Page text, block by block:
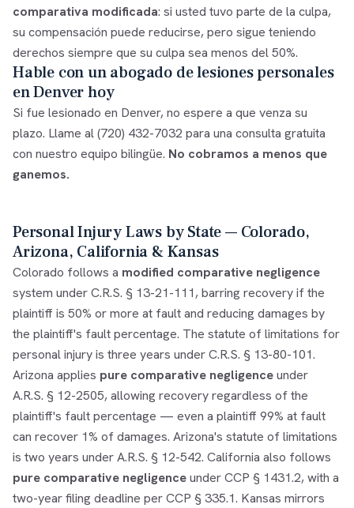
comparativa modificada: si usted tuvo parte de la culpa,
su compensación puede reducirse, pero sigue teniendo
derechos siempre que su culpa sea menos del 50%.
Hable con un abogado de lesiones personales
en Denver hoy
Si fue lesionado en Denver, no espere a que venza su
plazo. Llame al(720) 432-7032 para una consulta gratuita
con nuestro equipo bilingüe. No cobramos a menos que
ganemos.
Personal Injury Laws by State — Colorado,
Arizona, California & Kansas
Colorado follows a modified comparative negligence
system under C.R.S. § 13-21-111, barring recovery if the
plaintiff is 50% or more at fault and reducing damages by
the plaintiff's fault percentage. The statute of limitations for
personal injury is three years under C.R.S. § 13-80-101.
Arizona applies pure comparative negligenceunder
A.R.S. § 12-2505, allowing recovery regardless of the
plaintiff's fault percentage — even a plaintiff 99% at fault
can recover 1% of damages. Arizona's statute of limitations
is two years under A.R.S. § 12-542. California also follows
pure comparative negligenceunder CCP § 1431.2, with a
two-year filing deadline per CCP § 335.1. Kansas mirrors